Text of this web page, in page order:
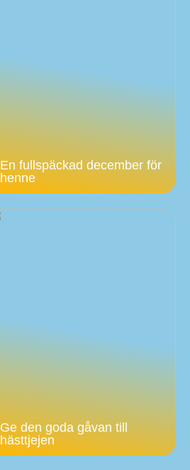
En fullspäckad december för
henne
Ge den goda gåvan till
hästtjejen